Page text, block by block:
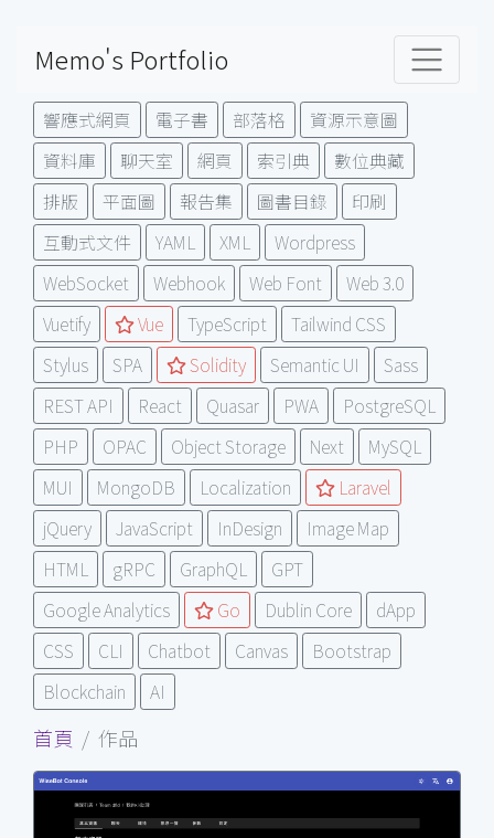
Memo's Portfolio
響應式網頁 電子書 部落格
資源示意圖
資料庫
聊天室 網頁 索引典
數位典藏
排版
平面圖 報告集 圖書目錄
印刷
互動式文件
YAML XML
Wordpress
WebSocket
Webhook Web Font
Web 3.0
Vuetify
Vue TypeScript
Tailwind CSS
Stylus
SPA Solidity Semantic UI
Sass
REST API
React Quasar PWA
PostgreSQL
PHP
OPAC Object Storage Next
MySQL
MUI
MongoDB Localization
Laravel
jQuery
JavaScript InDesign
Image Map
HTML
gRPC GraphQL
GPT
Google Analytics
Go Dublin Core
dApp
CSS
CLI Chatbot Canvas
Bootstrap
Blockchain
AI
首頁 作品